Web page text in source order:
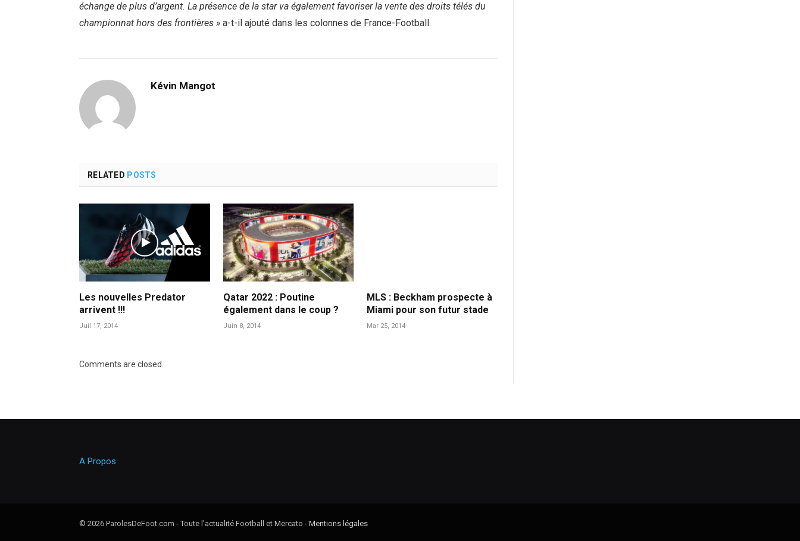
échange de plus d’argent. La présence de la star va également favoriser la vente des droits télés du
championnat hors des frontières » a-t-il ajouté dans les colonnes de France-Football.
Kévin Mangot
RELATED POSTS
Les nouvelles Predator
arrivent !!!
Juil 17, 2014
Qatar 2022 : Poutine
également dans le coup ?
Juin 8, 2014
MLS : Beckham prospecte à
Miami pour son futur stade
Mar 25, 2014
Comments are closed.
A Propos
© 2026 ParolesDeFoot.com - Toute l'actualité Football et Mercato - Mentions légales